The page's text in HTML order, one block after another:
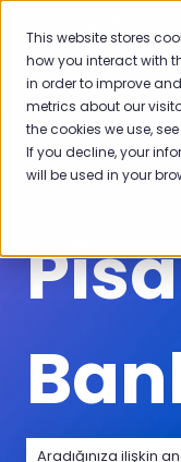
This website stores
how you interact with
in order to improve
metrics about our
the cookies we use,
If you decline, your
will be used in your
Ürünler
Ürünler